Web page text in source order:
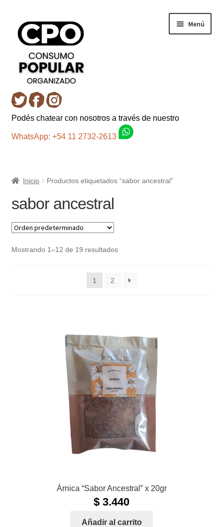
navegación
contenido
Menú
Inicio
Carro
Fondo AC
Mi cuenta
Sugerencias y consultas
Cómo Comprar?
Podés chatear con nosotros a través de nuestro
WhatsApp: +54 11 2732-2613
Inicio Productos etiquetados “sabor ancestral”
sabor ancestral
Mostrando 1–12 de 19 resultados
1 2
Árnica “Sabor Ancestral” x 20gr
$ 3.440
Añadir al carrito